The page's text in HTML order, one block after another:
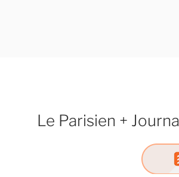
Le Parisien +